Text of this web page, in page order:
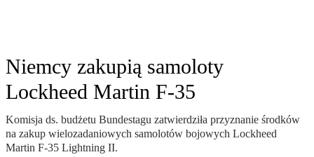
Niemcy zakupią samoloty
Lockheed Martin F-35
Komisja ds. budżetu Bundestagu zatwierdziła przyznanie środków
na zakup wielozadaniowych samolotów bojowych Lockheed
Martin F-35 Lightning II.